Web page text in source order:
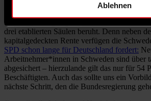
Ablehnen
Außerdem: Selbst bei einem Börsencrash
Kapitaldeckung abgucken, sondern auch ein
drei etablierten Säulen beruht. Denn neben
kapitalgedeckten Rente verfügen die
SPD schon lange für Deutschland fordert:
Arbeitnehmer*innen in Schweden sind über
abgesichert – hierzulande gilt das nur für 54
Beschäftigten. Auch das sollte uns ein
nächste Schritt, den die Bundesregierung